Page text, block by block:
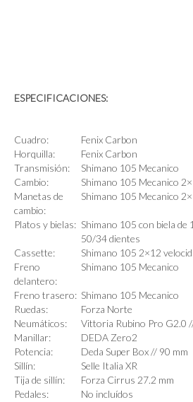
ESPECIFICACIONES:
Cuadro:
Fenix Carbon
Horquilla:
Fenix Carbon
Transmisión:
Shimano 105 Mecanico
Cambio:
Shimano 105 Mecanico
Manetas de
cambio:
Shimano 105 Mecanico
Platos y bielas: Shimano 105 con biela de
50/34 dientes
Cassette:
Shimano 105 2×12
Freno
delantero:
Shimano 105 Mecanico
Freno trasero: Shimano 105 Mecanico
Ruedas:
Forza Norte
Neumáticos:
Vittoria Rubino Pro G2.0
Manillar:
DEDA Zero2
Potencia:
Deda Super Box // 90 mm
Sillín:
Selle Italia XR
Tija de sillín:
Forza Cirrus 27.2 mm
Pedales:
No incluídos